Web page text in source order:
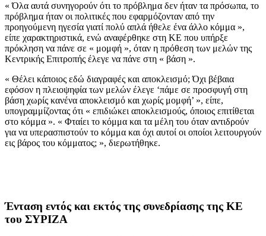
« Όλα αυτά συνηγορούν ότι το πρόβλημα δεν ήταν τα πρόσωπα, το
πρόβλημα ήταν οι πολιτικές που εφαρμόζονταν από την
προηγούμενη ηγεσία γιατί πολύ απλά ήθελε ένα άλλο κόμμα »,
είπε χαρακτηριστικά, ενώ αναφέρθηκε στη ΚΕ που υπήρξε
πρόκληση να πάνε σε « μομφή », όταν η πρόθεση των μελών της
Κεντρικής Επιτροπής έλεγε να πάνε στη « βάση ».
« Θέλει κάποιος εδώ διαγραφές και αποκλεισμό; Όχι βέβαια
εφόσον η πλειοψηφία των μελών έλεγε ‘πάμε σε προσφυγή στη
βάση χωρίς κανένα αποκλεισμό και χωρίς μομφή’ », είπε,
υπογραμμίζοντας ότι « επιδιώκει αποκλεισμούς, όποιος επιτίθεται
στο κόμμα ». « Φταίει το κόμμα και τα μέλη του όταν αντιδρούν
για να υπερασπιστούν το κόμμα και όχι αυτοί οι οποίοι λειτουργούν
εις βάρος του κόμματος; », διερωτήθηκε.
Ένταση εντός και εκτός της συνεδρίασης της ΚΕ
του ΣΥΡΙΖΑ